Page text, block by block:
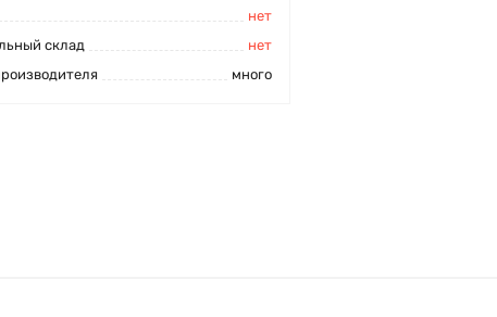
нет
склад
нет
много